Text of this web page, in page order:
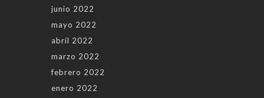
junio 2022
mayo 2022
abril 2022
marzo 2022
febrero 2022
enero 2022